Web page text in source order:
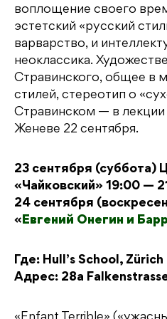
воплощение своего
эстетский «русский
варварство, и
неоклассика.
Стравинского, общее в
стилей, стереотип о
Стравинском — в
Женеве 22 сентября.
23 сентября (суббота)
«Чайковский» 19:00 —
24 сентября
«Евгений Онегин и
Где: Hull’s School, Zürich
Адрес: 28a